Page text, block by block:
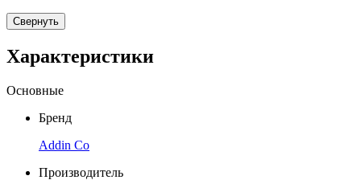
Свернуть
Характеристики
Основные
Бренд
Addin Co
Производитель